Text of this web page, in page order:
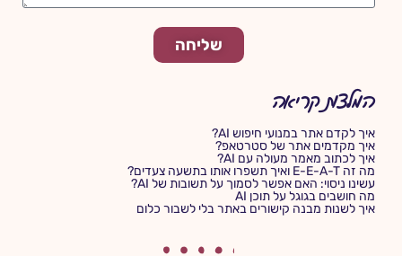
המלצות קריאה
איך לקדם אתר במנועי חיפוש AI?
איך מקדמים אתר של סטרטאפ?
איך לכתוב מאמר מעולה עם AI?
מה זה E-E-A-T ואיך תשפרו אותו בתשעה צעדים?
עשינו ניסוי: האם אפשר לסמוך על תשובות של AI?
מה חושבים בגוגל על תוכן AI
איך לשנות מבנה קישורים באתר בלי לשבור כלום
שליחה